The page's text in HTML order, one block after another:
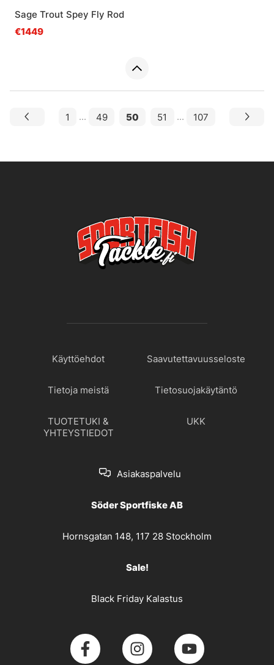
Sage Trout Spey Fly Rod
€1449
1 ... 49 50 51 ... 107
Käyttöehdot Saavutettavuusseloste
Tietoja meistä Tietosuojakäytäntö
TUOTETUKI &
YHTEYSTIEDOT
UKK
Asiakaspalvelu
Söder Sportfiske AB
Hornsgatan 148, 117 28 Stockholm
Sale!
Black Friday Kalastus